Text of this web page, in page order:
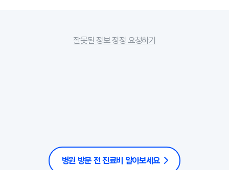
잘못된 정보 정정 요청하기
병원 방문 전 진료비 알아보세요